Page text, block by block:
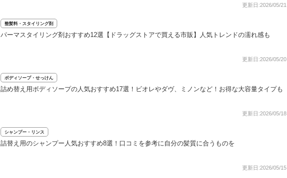
更新日:2026/05/21
整髪料・スタイリング剤
パーマスタイリング剤おすすめ12選【ドラッグストアで買える市販】人気トレンドの濡れ感も
更新日:2026/05/20
ボディソープ・せっけん
詰め替え用ボディソープの人気おすすめ17選！ビオレやダヴ、ミノンなど！お得な大容量タイプも
更新日:2026/05/18
シャンプー・リンス
詰替え用のシャンプー人気おすすめ8選！口コミを参考に自分の髪質に合うものを
更新日:2026/05/15